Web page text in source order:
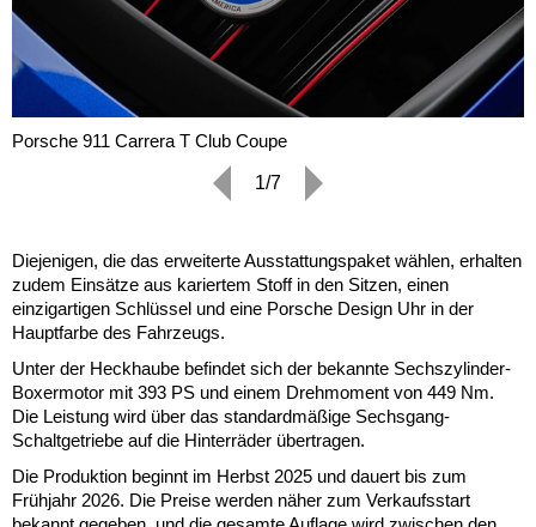
Porsche 911 Carrera T Club Coupe
1/7
Diejenigen, die das erweiterte Ausstattungspaket wählen, erhalten
zudem Einsätze aus kariertem Stoff in den Sitzen, einen
einzigartigen Schlüssel und eine Porsche Design Uhr in der
Hauptfarbe des Fahrzeugs.
Unter der Heckhaube befindet sich der bekannte Sechszylinder-
Boxermotor mit 393 PS und einem Drehmoment von 449 Nm.
Die Leistung wird über das standardmäßige Sechsgang-
Schaltgetriebe auf die Hinterräder übertragen.
Die Produktion beginnt im Herbst 2025 und dauert bis zum
Frühjahr 2026. Die Preise werden näher zum Verkaufsstart